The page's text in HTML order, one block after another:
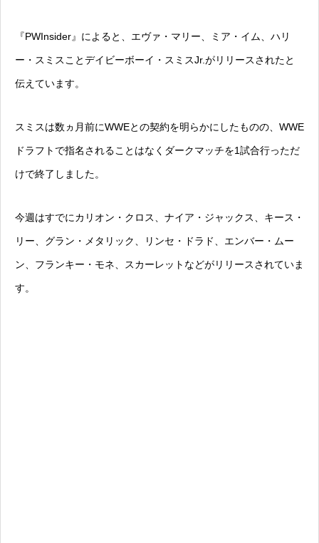
『PWInsider』によると、エヴァ・マリー、ミア・イム、ハリ
ー・スミスことデイビーボーイ・スミスJr.がリリースされたと
伝えています。
スミスは数ヵ月前にWWEとの契約を明らかにしたものの、WWE
ドラフトで指名されることはなくダークマッチを1試合行っただ
けで終了しました。
今週はすでにカリオン・クロス、ナイア・ジャックス、キース・
リー、グラン・メタリック、リンセ・ドラド、エンバー・ムー
ン、フランキー・モネ、スカーレットなどがリリースされていま
す。